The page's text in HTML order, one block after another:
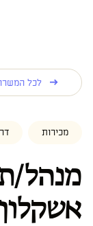
לכל
מנהל/
אשקלון
מכירות